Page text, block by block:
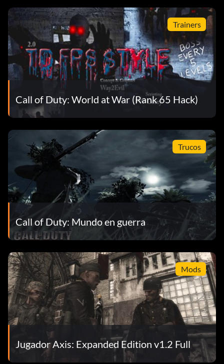
Trainers
Call of Duty: World at War (Rank 65 Hack)
Trucos
Call of Duty: Mundo en guerra
Mods
Jugador Axis: Expanded Edition v1.2 Full